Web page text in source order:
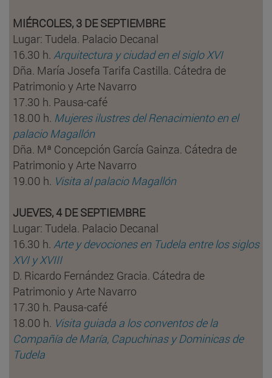
MIÉRCOLES, 3 DE SEPTIEMBRE
Lugar: Tudela. Palacio Decanal
16.30 h. Arquitectura y ciudad en el siglo XVI
Dña. María Josefa Tarifa Castilla. Cátedra de
Patrimonio y Arte Navarro
17.30 h. Pausa-café
18.00 h. Mujeres ilustres del Renacimiento en el
palacio Magallón
Dña. Mª Concepción García Gainza. Cátedra de
Patrimonio y Arte Navarro
19.00 h. Visita al palacio Magallón
JUEVES, 4 DE SEPTIEMBRE
Lugar: Tudela. Palacio Decanal
16.30 h. Arte y devociones en Tudela entre los siglos
XVI y XVIII
D. Ricardo Fernández Gracia. Cátedra de
Patrimonio y Arte Navarro
17.30 h. Pausa-café
18.00 h. Visita guiada a los conventos de la
Compañía de María, Capuchinas y Dominicas de
Tudela